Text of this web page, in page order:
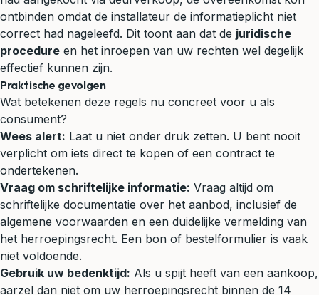
ontbinden omdat de installateur de informatieplicht niet
correct had nageleefd. Dit toont aan dat de juridische
procedure en het inroepen van uw rechten wel degelijk
effectief kunnen zijn.
Praktische gevolgen
Wat betekenen deze regels nu concreet voor u als
consument?
Wees alert: Laat u niet onder druk zetten. U bent nooit
verplicht om iets direct te kopen of een contract te
ondertekenen.
Vraag om schriftelijke informatie: Vraag altijd om
schriftelijke documentatie over het aanbod, inclusief de
algemene voorwaarden en een duidelijke vermelding van
het herroepingsrecht. Een bon of bestelformulier is vaak
niet voldoende.
Gebruik uw bedenktijd: Als u spijt heeft van een aankoop,
aarzel dan niet om uw herroepingsrecht binnen de 14